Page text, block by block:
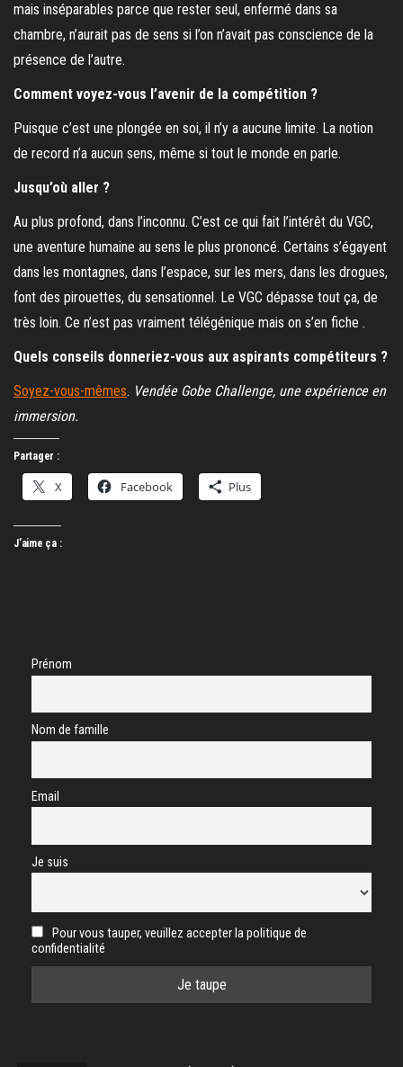
mais inséparables parce que rester seul, enfermé dans sa
chambre, n’aurait pas de sens si l’on n’avait pas conscience de la
présence de l’autre.
Comment voyez-vous l’avenir de la compétition ?
Puisque c’est une plongée en soi, il n’y a aucune limite. La notion
de record n’a aucun sens, même si tout le monde en parle.
Jusqu’où aller ?
Au plus profond, dans l’inconnu. C’est ce qui fait l’intérêt du VGC,
une aventure humaine au sens le plus prononcé. Certains s’égayent
dans les montagnes, dans l’espace, sur les mers, dans les drogues,
font des pirouettes, du sensationnel. Le VGC dépasse tout ça, de
très loin. Ce n’est pas vraiment télégénique mais on s’en fiche .
Quels conseils donneriez-vous aux aspirants compétiteurs ?
Soyez-vous-mêmes. Vendée Gobe Challenge, une expérience en
immersion.
Partager :
X Facebook Plus
J’aime ça :
Prénom
Nom de famille
Email
Je suis
Pour vous tauper, veuillez accepter la politique de
confidentialité